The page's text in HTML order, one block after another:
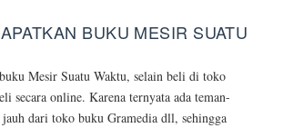
BUKU MESIR SUATU
Mesir Suatu Waktu, selain beli di toko
secara online. Karena ternyata ada teman-
dari toko buku Gramedia dll, sehingga